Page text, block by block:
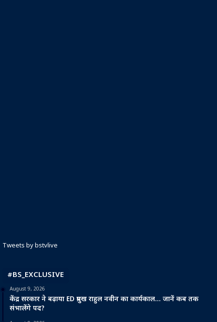
Tweets by bstvlive
#BS_EXCLUSIVE
August 9, 2026
केंद्र सरकार ने बढ़ाया ED प्रमुख राहुल नवीन का कार्यकाल… जानें कब तक
संभालेंगे पद?